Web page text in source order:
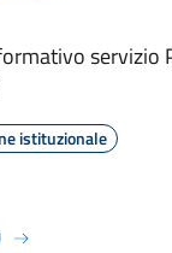
servizio
istituzionale